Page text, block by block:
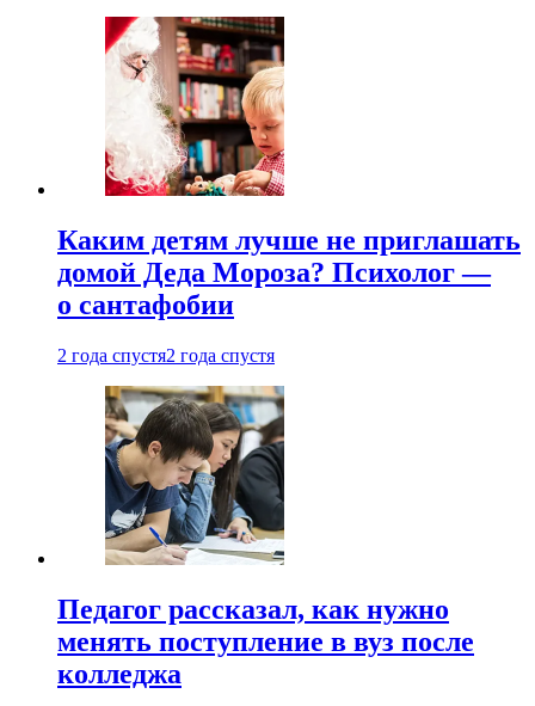
Каким детям лучше не приглашать
домой Деда Мороза? Психолог —
о сантафобии
2 года спустя2 года спустя
Педагог рассказал, как нужно
менять поступление в вуз после
колледжа